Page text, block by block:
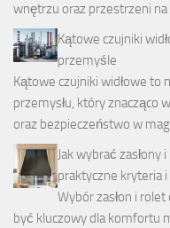
wnętrzu oraz przestrzeni
Kątowe czujniki
przemyśle
Kątowe czujniki widłowe to
przemysłu, który znacząco
oraz bezpieczeństwo w
Jak wybrać
praktyczne kryteria
Wybór zasłon i
być kluczowy dla komfortu